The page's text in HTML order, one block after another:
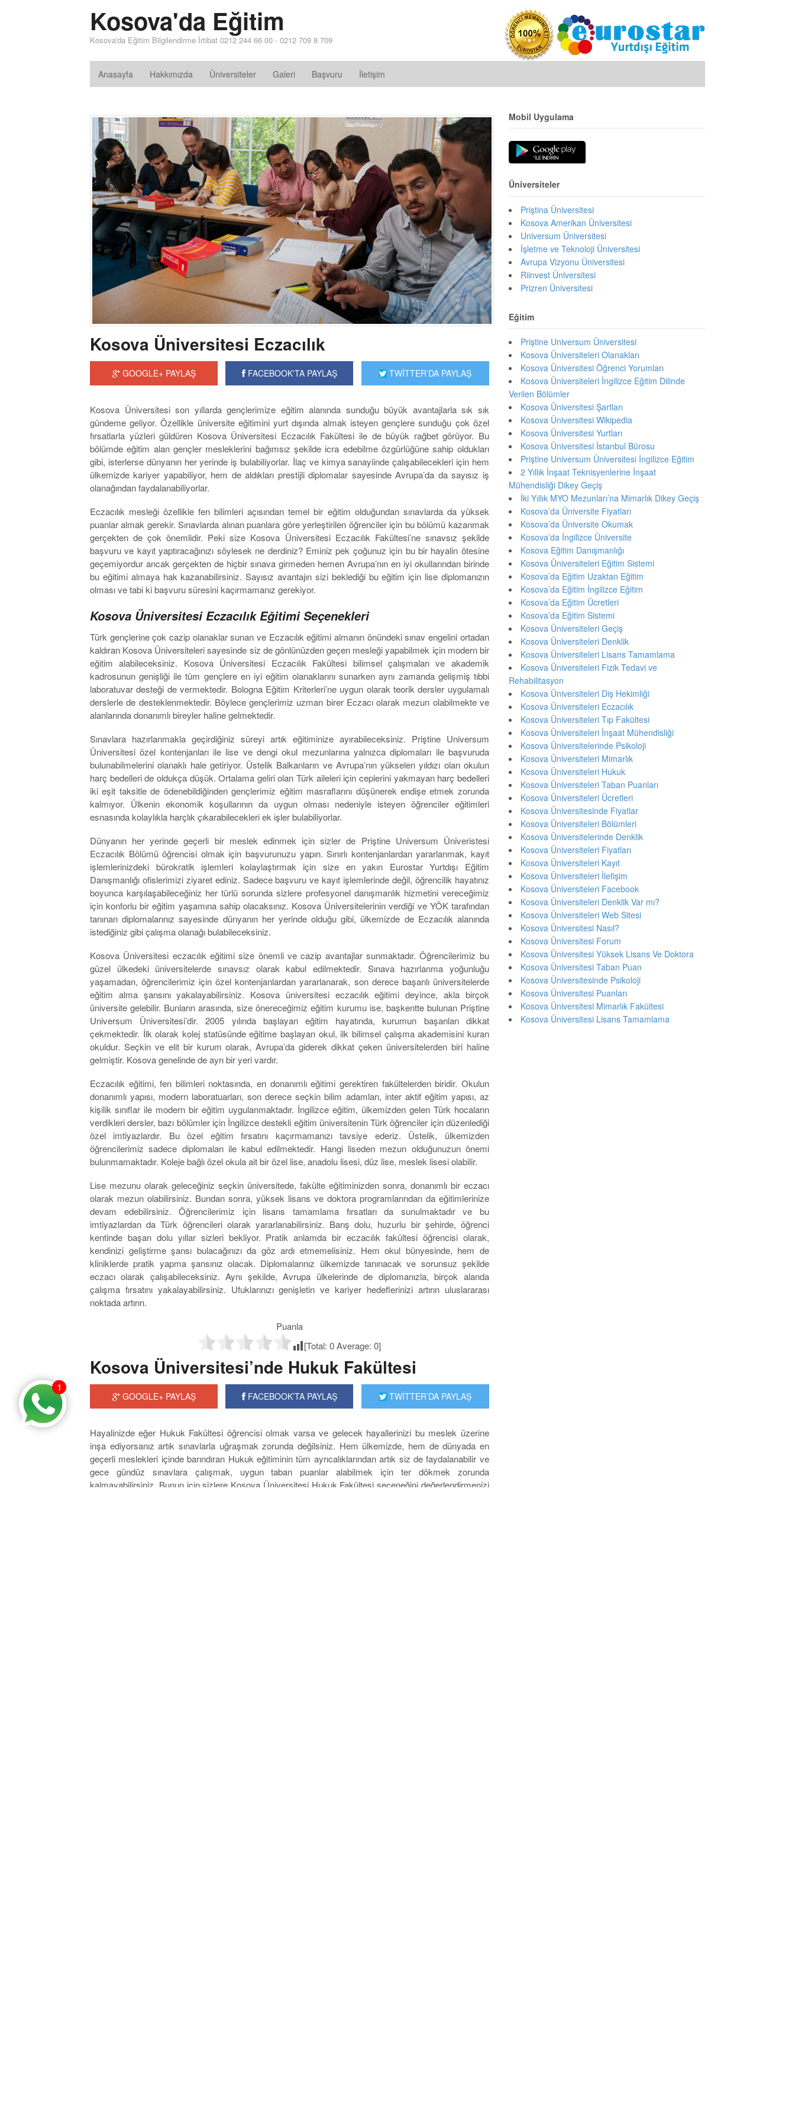
Kosova'da Eğitim
Kosova'da Eğitim Bilgilendirme İrtibat 0212 244 66 00 - 0212 709 8 709
Anasayfa Hakkımızda Üniversiteler Galeri Başvuru İletişim
Kosova Üniversitesi Eczacılık
GOOGLE+ PAYLAŞ FACEBOOK'TA PAYLAŞ TWİTTER'DA PAYLAŞ
Kosova Üniversitesi son yıllarda gençlerimize eğitim alanında sunduğu büyük avantajlarla sık sık
gündeme geliyor. Özellikle üniversite eğitimini yurt dışında almak isteyen gençlere sunduğu çok özel
fırsatlarla yüzleri güldüren Kosova Üniversitesi Eczacılık Fakültesi ile de büyük rağbet görüyor. Bu
bölümde eğitim alan gençler mesleklerini bağımsız şekilde icra edebilme özgürlüğüne sahip oldukları
gibi, isterlerse dünyanın her yerinde iş bulabiliyorlar. İlaç ve kimya sanayiinde çalışabilecekleri için hem
ülkemizde kariyer yapabiliyor, hem de aldıkları prestijli diplomalar sayesinde Avrupa’da da sayısız iş
olanağından faydalanabiliyorlar.
Eczacılık mesleği özellikle fen bilimleri açısından temel bir eğitim olduğundan sınavlarda da yüksek
puanlar almak gerekir. Sınavlarda alınan puanlara göre yerleştirilen öğrenciler için bu bölümü kazanmak
gerçekten de çok önemlidir. Peki size Kosova Üniversitesi Eczacılık Fakültesi’ne sınavsız şekilde
başvuru ve kayıt yaptıracağınızı söylesek ne derdiniz? Eminiz pek çoğunuz için bu bir hayalin ötesine
geçemiyordur ancak gerçekten de hiçbir sınava girmeden hemen Avrupa’nın en iyi okullarından birinde
bu eğitimi almaya hak kazanabilirsiniz. Sayısız avantajın sizi beklediği bu eğitim için lise diplomanızın
olması ve tabi ki başvuru süresini kaçırmamanız gerekiyor.
Kosova Üniversitesi Eczacılık Eğitimi Seçenekleri
Türk gençlerine çok cazip olanaklar sunan ve Eczacılık eğitimi almanın önündeki sınav engelini ortadan
kaldıran Kosova Üniversiteleri sayesinde siz de gönlünüzden geçen mesleği yapabilmek için modern bir
eğitim alabileceksiniz. Kosova Üniversitesi Eczacılık Fakültesi bilimsel çalışmaları ve akademik
kadrosunun genişliği ile tüm gençlere en iyi eğitim olanaklarını sunarken aynı zamanda gelişmiş tıbbi
laboratuvar desteği de vermektedir. Bologna Eğitim Kriterleri’ne uygun olarak teorik dersler uygulamalı
derslerle de desteklenmektedir. Böylece gençlerimiz uzman birer Eczacı olarak mezun olabilmekte ve
alanlarında donanımlı bireyler haline gelmektedir.
Sınavlara hazırlanmakla geçirdiğiniz süreyi artık eğitiminize ayırabileceksiniz. Priştine Universum
Üniversitesi özel kontenjanları ile lise ve dengi okul mezunlarına yalnızca diplomaları ile başvuruda
bulunabilmelerini olanaklı hale getiriyor. Üstelik Balkanların ve Avrupa’nın yükselen yıldızı olan okulun
harç bedelleri de oldukça düşük. Ortalama geliri olan Türk aileleri için ceplerini yakmayan harç bedelleri
iki eşit taksitle de ödenebildiğinden gençlerimiz eğitim masraflarını düşünerek endişe etmek zorunda
kalmıyor. Ülkenin ekonomik koşullarının da uygun olması nedeniyle isteyen öğrenciler eğitimleri
esnasında kolaylıkla harçlık çıkarabilecekleri ek işler bulabiliyorlar.
Dünyanın her yerinde geçerli bir meslek edinmek için sizler de Priştine Universum Üniveristesi
Eczacılık Bölümü öğrencisi olmak için başvurunuzu yapın. Sınırlı kontenjanlardan yararlanmak, kayıt
işlemlerinizdeki bürokratik işlemleri kolaylaştırmak için size en yakın Eurostar Yurtdışı Eğitim
Danışmanlığı ofislerimizi ziyaret ediniz. Sadece başvuru ve kayıt işlemlerinde değil, öğrencilik hayatınız
boyunca karşılaşabileceğiniz her türlü sorunda sizlere profesyonel danışmanlık hizmetini vereceğimiz
için konforlu bir eğitim yaşamına sahip olacaksınız. Kosova Üniversitelerinin verdiği ve YÖK tarafından
tanınan diplomalarınız sayesinde dünyanın her yerinde olduğu gibi, ülkemizde de Eczacılık alanında
istediğiniz gibi çalışma olanağı bulabileceksiniz.
Kosova Üniversitesi eczacılık eğitimi size önemli ve cazip avantajlar sunmaktadır. Öğrencilerimiz bu
güzel ülkedeki üniversitelerde sınavsız olarak kabul edilmektedir. Sınava hazırlanma yoğunluğu
yaşamadan, öğrencilerimiz için özel kontenjanlardan yararlanarak, son derece başarılı üniversitelerde
eğitim alma şansını yakalayabilirsiniz. Kosova üniversitesi eczacılık eğitimi deyince, akla birçok
üniversite gelebilir. Bunların arasında, size önereceğimiz eğitim kurumu ise, başkentte bulunan Priştine
Universum Üniversitesi’dir. 2005 yılında başlayan eğitim hayatında, kurumun başarıları dikkat
çekmektedir. İlk olarak kolej statüsünde eğitime başlayan okul, ilk bilimsel çalışma akademisini kuran
okuldur. Seçkin ve elit bir kurum olarak, Avrupa’da giderek dikkat çeken üniversitelerden biri haline
gelmiştir. Kosova genelinde de ayrı bir yeri vardır.
Eczacılık eğitimi, fen bilimleri noktasında, en donanımlı eğitimi gerektiren fakültelerden biridir. Okulun
donanımlı yapısı, modern laboratuarları, son derece seçkin bilim adamları, inter aktif eğitim yapısı, az
kişilik sınıflar ile modern bir eğitim uygulanmaktadır. İngilizce eğitim, ülkemizden gelen Türk hocaların
verdikleri dersler, bazı bölümler için İngilizce destekli eğitim üniversitenin Türk öğrenciler için düzenlediği
özel imtiyazlardır. Bu özel eğitim fırsatını kaçırmamanızı tavsiye ederiz. Üstelik, ülkemizden
öğrencilerimiz sadece diplomaları ile kabul edilmektedir. Hangi liseden mezun olduğunuzun önemi
bulunmamaktadır. Koleje bağlı özel okula ait bir özel lise, anadolu lisesi, düz lise, meslek lisesi olabilir.
Lise mezunu olarak geleceğiniz seçkin üniversitede, fakülte eğitiminizden sonra, donanımlı bir eczacı
olarak mezun olabilirsiniz. Bundan sonra, yüksek lisans ve doktora programlarından da eğitimlerinize
devam edebilirsiniz. Öğrencilerimiz için lisans tamamlama fırsatları da sunulmaktadır ve bu
imtiyazlardan da Türk öğrencileri olarak yararlanabilirsiniz. Barış dolu, huzurlu bir şehirde, öğrenci
kentinde başarı dolu yıllar sizleri bekliyor. Pratik anlamda bir eczacılık fakültesi öğrencisi olarak,
kendinizi geliştirme şansı bulacağınızı da göz ardı etmemelisiniz. Hem okul bünyesinde, hem de
kliniklerde pratik yapma şansınız olacak. Diplomalarınız ülkemizde tanınacak ve sorunsuz şekilde
eczacı olarak çalışabileceksiniz. Aynı şekilde, Avrupa ülkelerinde de diplomanızla, birçok alanda
çalışma fırsatını yakalayabilirsiniz. Ufuklarınızı genişletin ve kariyer hedeflerinizi artırın uluslararası
noktada artırın.
Puanla
[Total:0Average:0]
Kosova Üniversitesi’nde Hukuk Fakültesi
GOOGLE+ PAYLAŞ FACEBOOK’TA PAYLAŞ TWİTTER’DA PAYLAŞ
Hayalinizde eğer Hukuk Fakültesi öğrencisi olmak varsa ve gelecek hayallerinizi bu meslek üzerine
inşa ediyorsanız artık sınavlarla uğraşmak zorunda değilsiniz. Hem ülkemizde, hem de dünyada en
geçerli meslekleri içinde barındıran Hukuk eğitiminin tüm ayrıcalıklarından artık siz de faydalanabilir ve
gece gündüz sınavlara çalışmak, uygun taban puanlar alabilmek için ter dökmek zorunda
kalmayabilirsiniz. Bunun için sizlere Kosova Üniversitesi Hukuk Fakültesi seçeneğini değerlendirmenizi
Mobil Uygulama
Üniversiteler
Priştina Üniversitesi
Kosova Amerikan Üniversitesi
Universum Üniversitesi
İşletme ve Teknoloji Üniversitesi
Avrupa Vizyonu Üniversitesi
Riinvest Üniversitesi
Prizren Üniversitesi
Eğitim
Priştine Universum Üniversitesi
Kosova Üniversiteleri Olanakları
Kosova Üniversitesi Öğrenci Yorumları
Kosova Üniversiteleri İngilizce Eğitim Dilinde
Verilen Bölümler
Kosova Üniversitesi Şartları
Kosova Üniversitesi Wikipedia
Kosova Üniversitesi Yurtları
Kosova Üniversitesi İstanbul Bürosu
Priştine Universum Üniversitesi İngilizce Eğitim
2 Yıllık İnşaat Teknisyenlerine İnşaat
Mühendisliği Dikey Geçiş
İki Yıllık MYO Mezunları’na Mimarlık Dikey Geçiş
Kosova’da Üniversite Fiyatları
Kosova’da Üniversite Okumak
Kosova’da İngilizce Üniversite
Kosova Eğitim Danışmanlığı
Kosova Üniversiteleri Eğitim Sistemi
Kosova’da Eğitim Uzaktan Eğitim
Kosova’da Eğitim İngilizce Eğitim
Kosova’da Eğitim Ücretleri
Kosova’da Eğitim Sistemi
Kosova Üniversiteleri Geçiş
Kosova Üniversiteleri Denklik
Kosova Üniversiteleri Lisans Tamamlama
Kosova Üniversiteleri Fizik Tedavi ve
Rehabilitasyon
Kosova Üniversiteleri Diş Hekimliği
Kosova Üniversiteleri Eczacılık
Kosova Üniversiteleri Tıp Fakültesi
Kosova Üniversiteleri İnşaat Mühendisliği
Kosova Üniversitelerinde Psikoloji
Kosova Üniversiteleri Mimarlık
Kosova Üniversiteleri Hukuk
Kosova Üniversiteleri Taban Puanları
Kosova Üniversiteleri Ücretleri
Kosova Üniversitesinde Fiyatlar
Kosova Üniversiteleri Bölümleri
Kosova Üniversitelerinde Denklik
Kosova Üniversiteleri Fiyatları
Kosova Üniversiteleri Kayıt
Kosova Üniversiteleri İletişim
Kosova Üniversiteleri Facebook
Kosova Üniversiteleri Denklik Var mı?
Kosova Üniversiteleri Web Sitesi
Kosova Üniversitesi Nasıl?
Kosova Üniversitesi Forum
Kosova Üniversitesi Yüksek Lisans Ve Doktora
Kosova Üniversitesi Taban Puan
Kosova Üniversitesinde Psikoloji
Kosova Üniversitesi Puanları
Kosova Üniversitesi Mimarlık Fakültesi
Kosova Üniversitesi Lisans Tamamlama
1